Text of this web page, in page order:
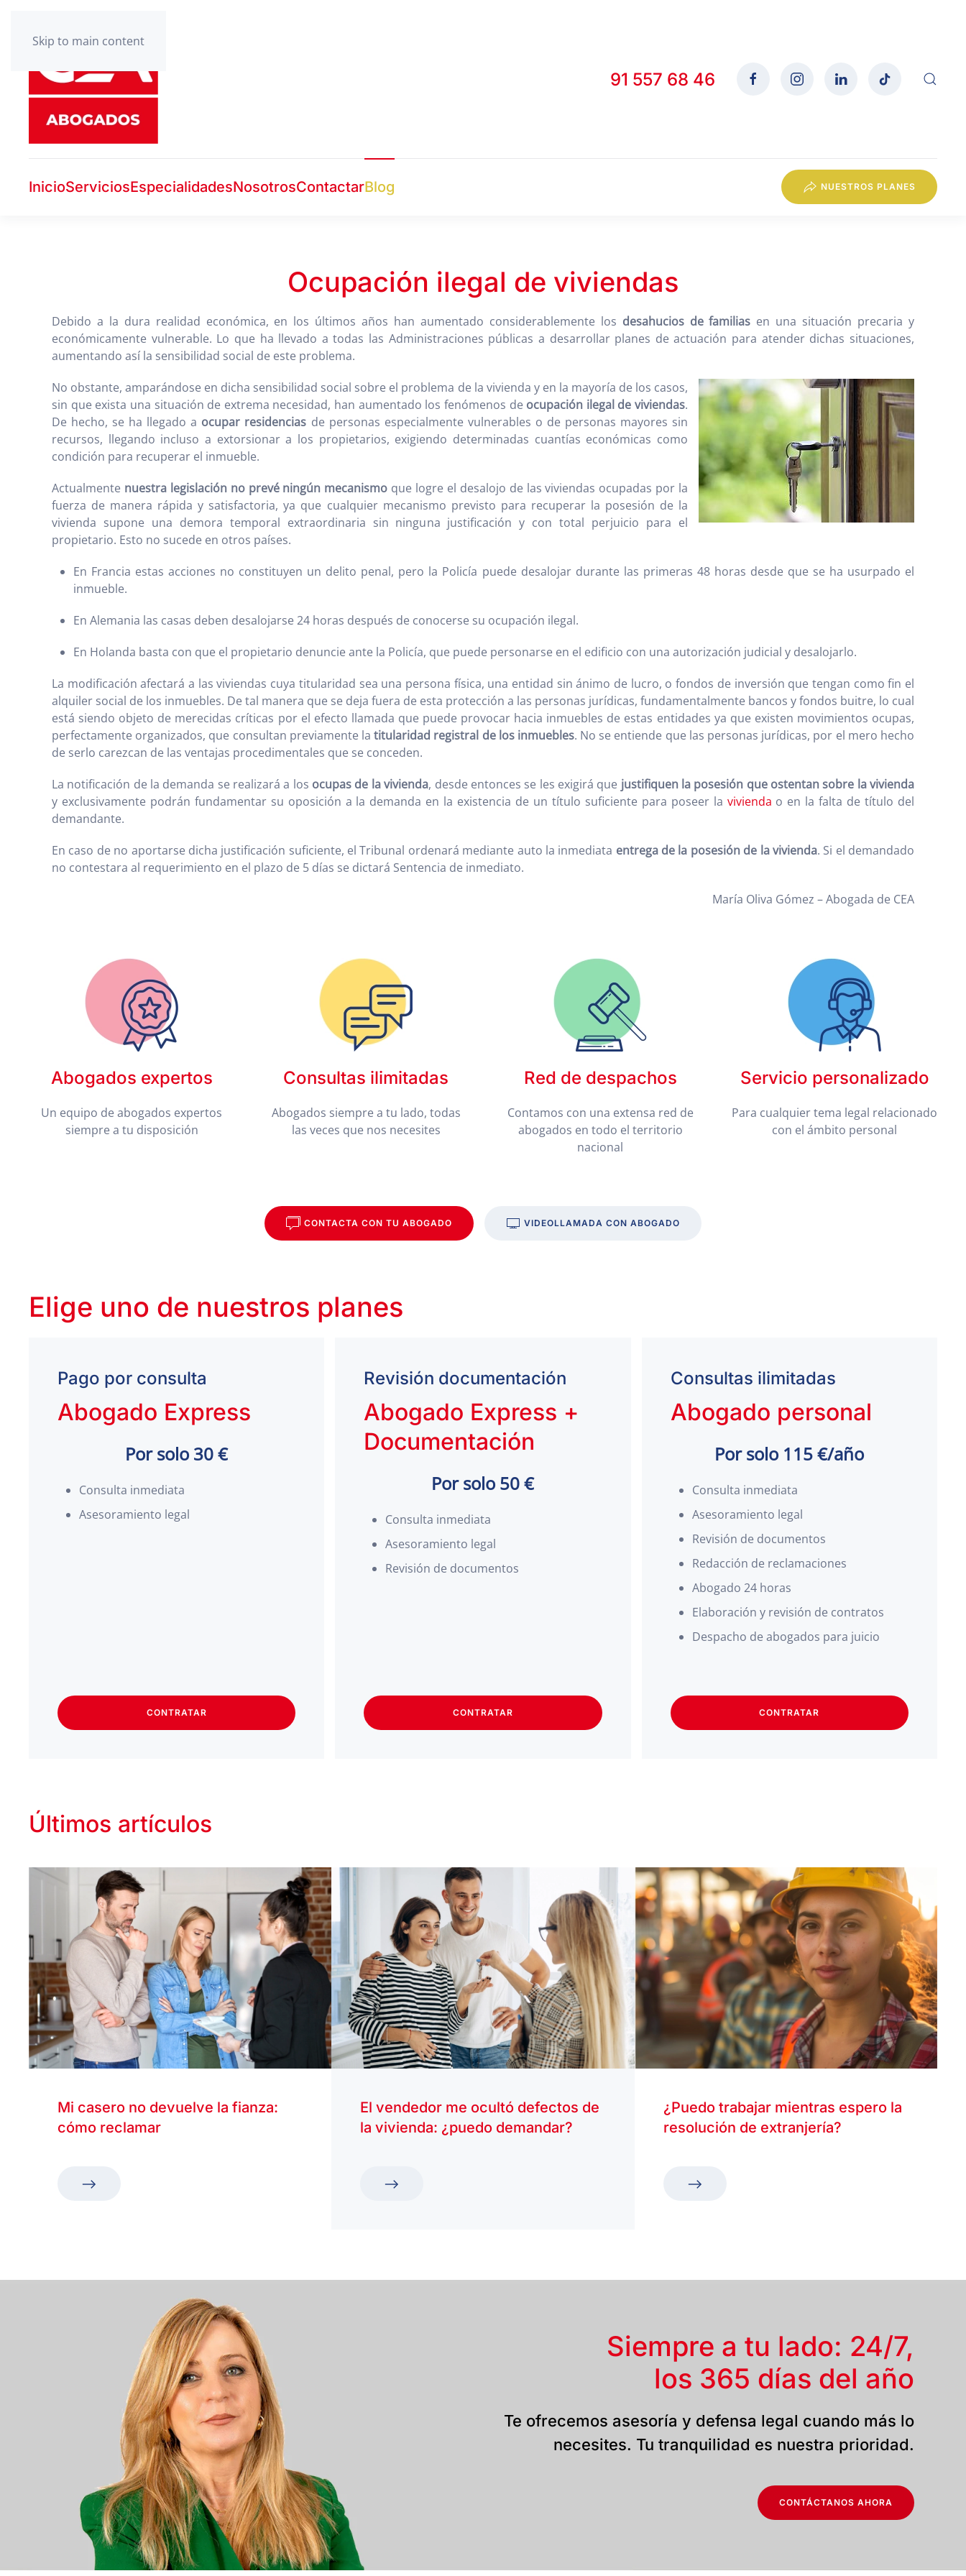
Skip to main content
91 557 68 46
InicioServiciosEspecialidadesNosotrosContactarBlog NUESTROS PLANES
Ocupación ilegal de viviendas
Debido a la dura realidad económica, en los últimos años han aumentado considerablemente los desahucios de familias en una situación precaria y
económicamente vulnerable. Lo que ha llevado a todas las Administraciones públicas a desarrollar planes de actuación para atender dichas situaciones,
aumentando así la sensibilidad social de este problema.
No obstante, amparándose en dicha sensibilidad social sobre el problema de la vivienda y en la mayoría de los casos,
sin que exista una situación de extrema necesidad, han aumentado los fenómenos de ocupación ilegal de viviendas.
De hecho, se ha llegado a ocupar residencias de personas especialmente vulnerables o de personas mayores sin
recursos, llegando incluso a extorsionar a los propietarios, exigiendo determinadas cuantías económicas como
condición para recuperar el inmueble.
Actualmente nuestra legislación no prevé ningún mecanismo que logre el desalojo de las viviendas ocupadas por la
fuerza de manera rápida y satisfactoria, ya que cualquier mecanismo previsto para recuperar la posesión de la
vivienda supone una demora temporal extraordinaria sin ninguna justificación y con total perjuicio para el
propietario. Esto no sucede en otros países.
En Francia estas acciones no constituyen un delito penal, pero la Policía puede desalojar durante las primeras 48 horas desde que se ha usurpado el
inmueble.
En Alemania las casas deben desalojarse 24 horas después de conocerse su ocupación ilegal.
En Holanda basta con que el propietario denuncie ante la Policía, que puede personarse en el edificio con una autorización judicial y desalojarlo.
La modificación afectará a las viviendas cuya titularidad sea una persona física, una entidad sin ánimo de lucro, o fondos de inversión que tengan como fin el
alquiler social de los inmuebles. De tal manera que se deja fuera de esta protección a las personas jurídicas, fundamentalmente bancos y fondos buitre, lo cual
está siendo objeto de merecidas críticas por el efecto llamada que puede provocar hacia inmuebles de estas entidades ya que existen movimientos ocupas,
perfectamente organizados, que consultan previamente latitularidad registral de los inmuebles. No se entiende que las personas jurídicas, por el mero hecho
de serlo carezcan de las ventajas procedimentales que se conceden.
La notificación de la demanda se realizará a los ocupas de la vivienda, desde entonces se les exigirá que justifiquen la posesión que ostentan sobre la vivienda
y exclusivamente podrán fundamentar su oposición a la demanda en la existencia de un título suficiente para poseer la vivienda o en la falta de título del
demandante.
En caso de no aportarse dicha justificación suficiente, el Tribunal ordenará mediante auto la inmediata entrega de la posesión de la vivienda. Si el demandado
no contestara al requerimiento en el plazo de 5 días se dictará Sentencia de inmediato.
María Oliva Gómez – Abogada de CEA
Abogados expertos
Un equipo de abogados expertos
siempre a tu disposición
Consultas ilimitadas
Abogados siempre a tu lado, todas
las veces que nos necesites
Red de despachos
Contamos con una extensa red de
abogados en todo el territorio
nacional
Servicio personalizado
Para cualquier tema legal relacionado
con el ámbito personal
CONTACTA CON TU ABOGADO VIDEOLLAMADA CON ABOGADO
Elige uno de nuestros planes
Pago por consulta
Abogado Express
Por solo 30 €
Consulta inmediata
Asesoramiento legal
CONTRATAR
Revisión documentación
Abogado Express +
Documentación
Por solo 50 €
Consulta inmediata
Asesoramiento legal
Revisión de documentos
CONTRATAR
Consultas ilimitadas
Abogado personal
Por solo 115 €/año
Consulta inmediata
Asesoramiento legal
Revisión de documentos
Redacción de reclamaciones
Abogado 24 horas
Elaboración y revisión de contratos
Despacho de abogados para juicio
CONTRATAR
Últimos artículos
Mi casero no devuelve la fianza:
cómo reclamar
El vendedor me ocultó defectos de
la vivienda: ¿puedo demandar?
¿Puedo trabajar mientras espero la
resolución de extranjería?
Siempre a tu lado: 24/7,
los 365 días del año
Te ofrecemos asesoría y defensa legal cuando más lo
necesites. Tu tranquilidad es nuestra prioridad.
CONTÁCTANOS AHORA